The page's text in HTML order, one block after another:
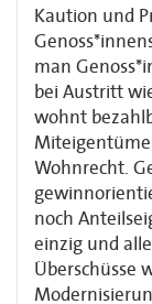
Kaution und
man
bei Austritt
wohnt
Wohnrecht.
noch
einzig und
Überschüsse